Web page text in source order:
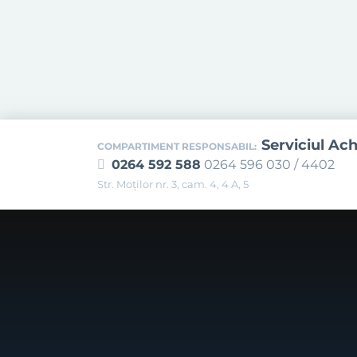
COMPARTIMENT RESPONSABIL: Serviciul
0264 592 588 0264 596 030 / 4402
Str. Moţilor nr. 3, cam. 4, 4 A, 5